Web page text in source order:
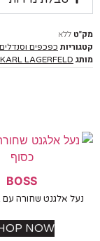
ללא
כפכפים וסנדלים,
KARL LAGERFELD
BOSS
אלגנט שחורה עם ברזל
SHOP NOW